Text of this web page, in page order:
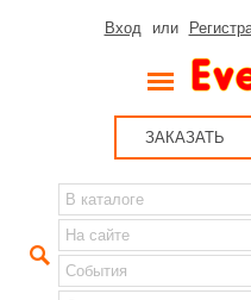
Вход или
ЗАКАЗАТЬ